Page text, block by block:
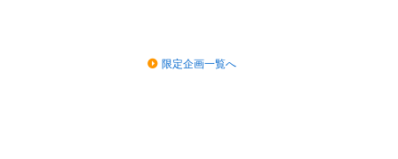
限定企画一覧へ